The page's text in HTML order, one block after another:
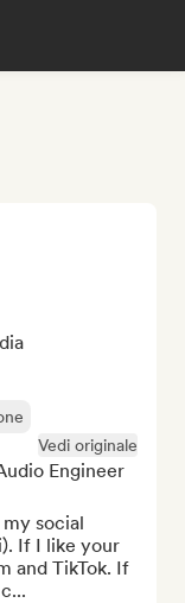
Vedi originale
Engineer
social
If I like your
and TikTok. If